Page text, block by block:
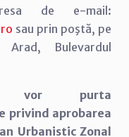
de e-mail:
sau prin poştă, pe
Arad, Bulevardul
vor purta
privind aprobarea
Urbanistic Zonal